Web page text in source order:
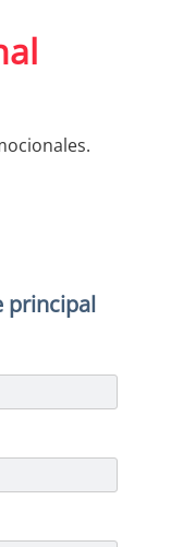
principal